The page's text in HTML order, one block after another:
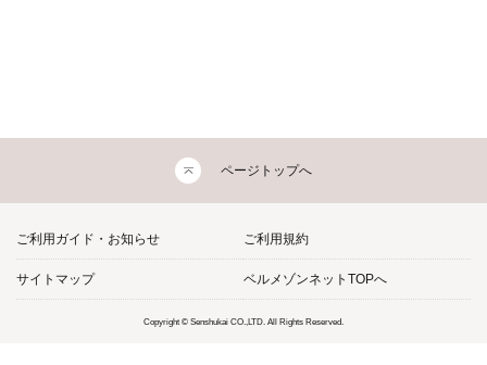
ページトップへ
ご利用ガイド・お知らせ ご利用規約
サイトマップ ベルメゾンネットTOPへ
Copyright © Senshukai CO.,LTD. All Rights Reserved.